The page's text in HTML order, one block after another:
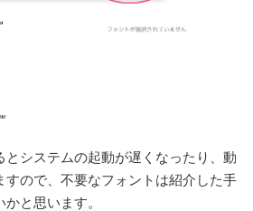
とシステムの起動が遅くなったり、動
すので、不要なフォントは紹介した手
と思います。